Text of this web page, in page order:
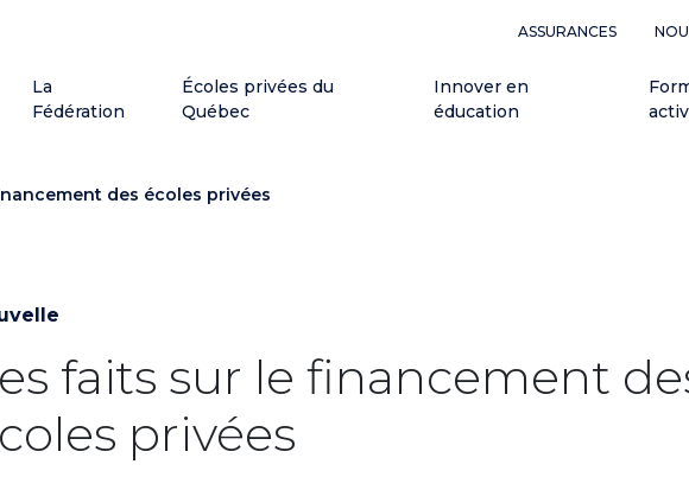
ASSURANCES
La
Fédération
Écoles privées du
Québec
Innover en
éducation
des écoles privées
faits sur le financement
privées